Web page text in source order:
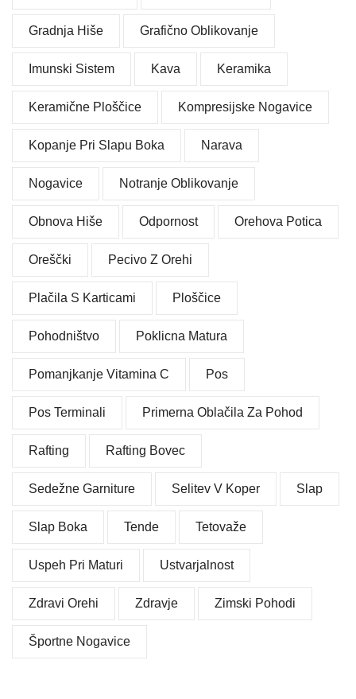
Gradnja Hiše Grafično Oblikovanje
Imunski Sistem Kava Keramika
Keramične Ploščice Kompresijske Nogavice
Kopanje Pri Slapu Boka Narava
Nogavice Notranje Oblikovanje
Obnova Hiše Odpornost Orehova Potica
Oreščki Pecivo Z Orehi
Plačila S Karticami Ploščice
Pohodništvo Poklicna Matura
Pomanjkanje Vitamina C Pos
Pos Terminali Primerna Oblačila Za Pohod
Rafting Rafting Bovec
Sedežne Garniture Selitev V Koper Slap
Slap Boka Tende Tetovaže
Uspeh Pri Maturi Ustvarjalnost
Zdravi Orehi Zdravje Zimski Pohodi
Športne Nogavice